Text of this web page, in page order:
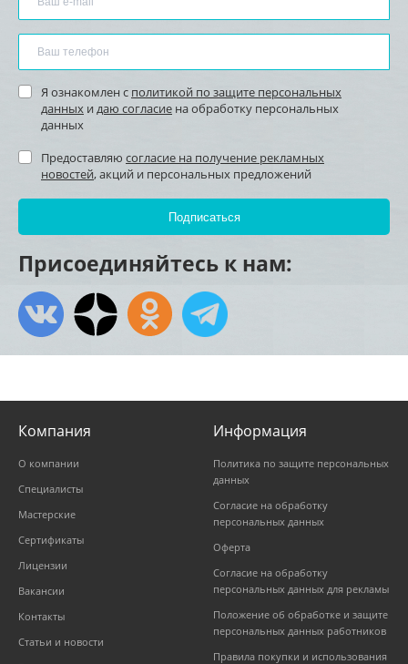
Я ознакомлен с политикой по защите персональных
данных и даю согласие на обработку персональных
данных
Предоставляю согласие на получение рекламных
новостей, акций и персональных предложений
Присоединяйтесь к нам:
Компания
О компании
Специалисты
Мастерские
Сертификаты
Лицензии
Вакансии
Контакты
Статьи и новости
Информация
Политика по защите персональных
данных
Согласие на обработку
персональных данных
Оферта
Согласие на обработку
персональных данных для рекламы
Положение об обработке и защите
персональных данных работников
Правила покупки и использования